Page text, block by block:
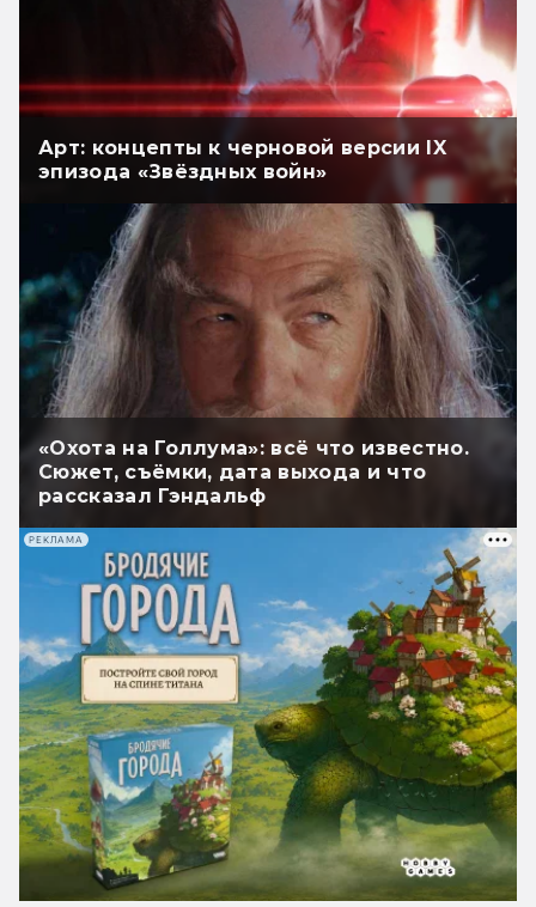
Арт: концепты к черновой версии IX
эпизода «Звёздных войн»
«Охота на Голлума»: всё что известно.
Сюжет, съёмки, дата выхода и что
рассказал Гэндальф
РЕКЛАМА